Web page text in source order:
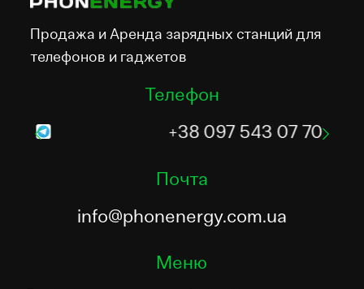
Продажа и Аренда зарядных станций для
телефонов и гаджетов
Телефон
+38 097 543 07 70
Почта
info@phonenergy.com.ua
Меню